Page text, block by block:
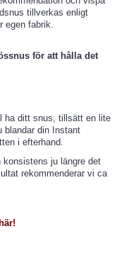
tillverkas enligt
egen fabrik.
för att hålla det
ha ditt snus, tillsätt en lite
blandar din Instant
i efterhand.
ju längre det
rekommenderar vi ca